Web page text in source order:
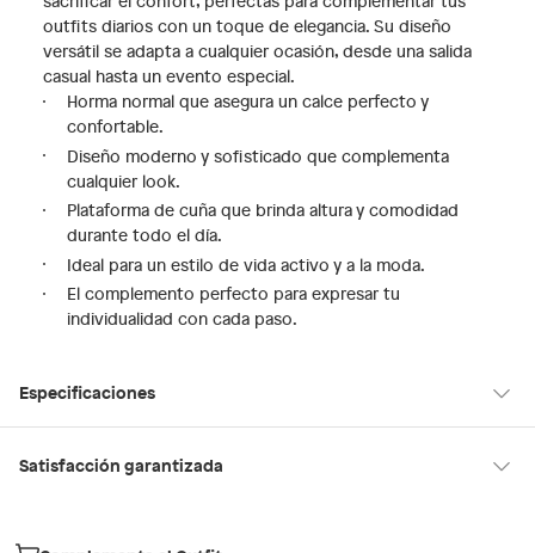
outfits diarios con un toque de elegancia. Su diseño
versátil se adapta a cualquier ocasión, desde una salida
casual hasta un evento especial.
Horma normal que asegura un calce perfecto y
confortable.
Diseño moderno y sofisticado que complementa
cualquier look.
Plataforma de cuña que brinda altura y comodidad
durante todo el día.
Ideal para un estilo de vida activo y a la moda.
El complemento perfecto para expresar tu
individualidad con cada paso.
Especificaciones
Tipo de ajuste
Satisfacción garantizada